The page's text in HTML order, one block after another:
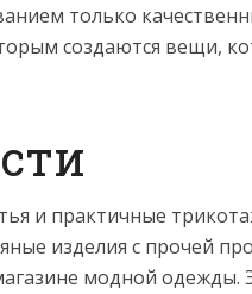
только
создаются вещи,
и практичные
изделия с прочей
модной одежды.